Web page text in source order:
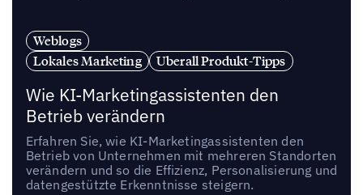
Weblogs
Lokales Marketing
Uberall Produkt-Tipps
Wie KI-Marketingassistenten den
Betrieb verändern
Erfahren Sie, wie KI-Marketingassistenten den
Betrieb von Unternehmen mit mehreren Standorten
verändern und so die Effizienz, Personalisierung und
datengestützte Erkenntnisse steigern.